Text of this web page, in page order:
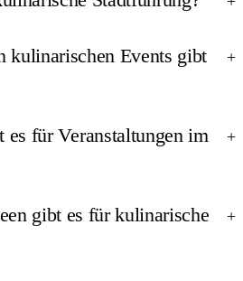
kulinarischen Events gibt
+
es für Veranstaltungen im
+
gibt es für kulinarische
+